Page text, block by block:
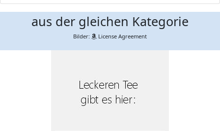
aus der gleichen Kategorie
Bilder: License Agreement